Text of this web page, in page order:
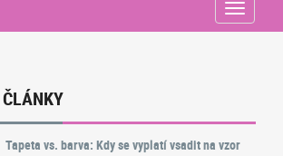
Menu
Tapeta vs. barva: Kdy se vyplatí vsadit na vzor